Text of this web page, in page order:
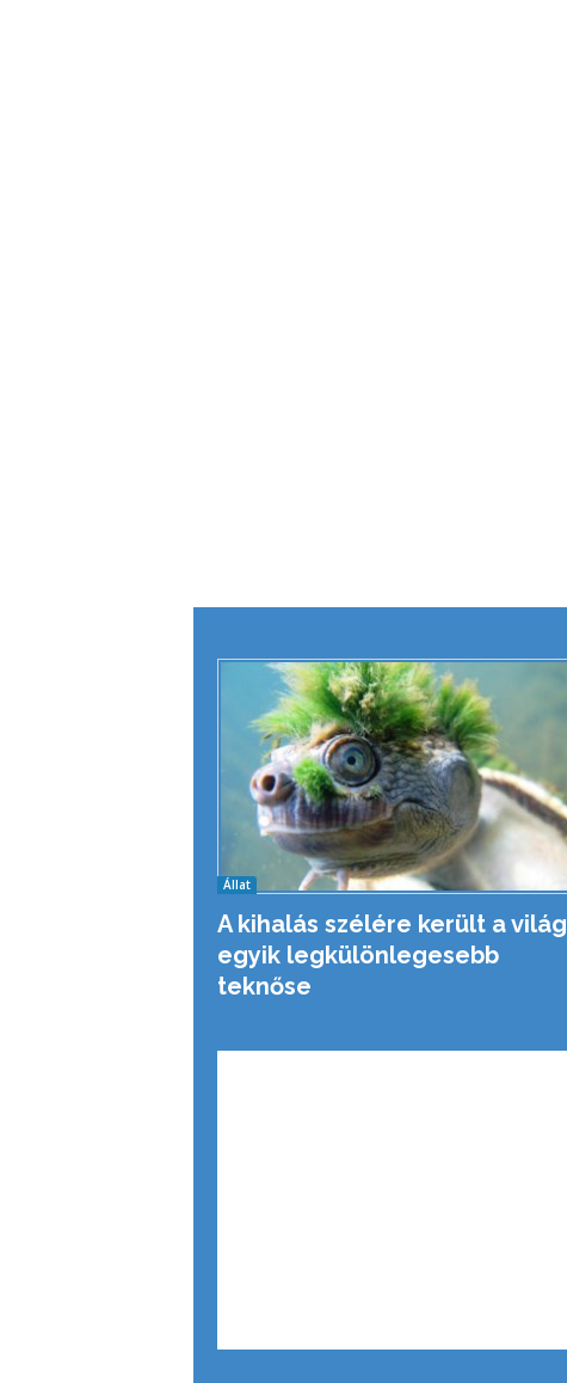
Állat
A kihalás szélére került a világ
egyik legkülönlegesebb
teknőse